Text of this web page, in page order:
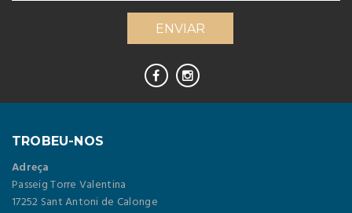
TROBEU-NOS
Adreça
Passeig Torre Valentina
17252 Sant Antoni de Calonge